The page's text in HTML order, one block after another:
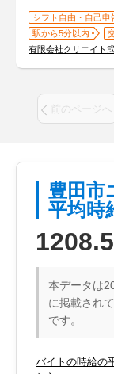
シフト自由・自己申
駅から5分以内
有限会社クリエイト
前のページへ
豊田市
平均時
本データは
に掲載され
です。
バイトの時給の